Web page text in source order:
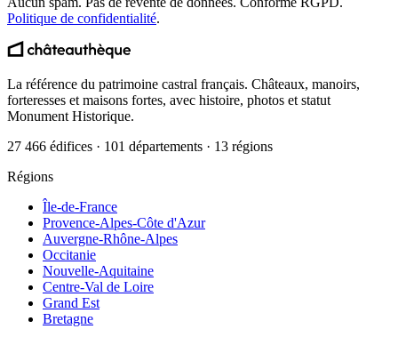
Politique de confidentialité.
La référence du patrimoine castral français. Châteaux, manoirs,
forteresses et maisons fortes, avec histoire, photos et statut
Monument Historique.
27 466 édifices · 101 départements · 13 régions
Régions
Île-de-France
Provence-Alpes-Côte d'Azur
Auvergne-Rhône-Alpes
Occitanie
Nouvelle-Aquitaine
Centre-Val de Loire
Grand Est
Bretagne